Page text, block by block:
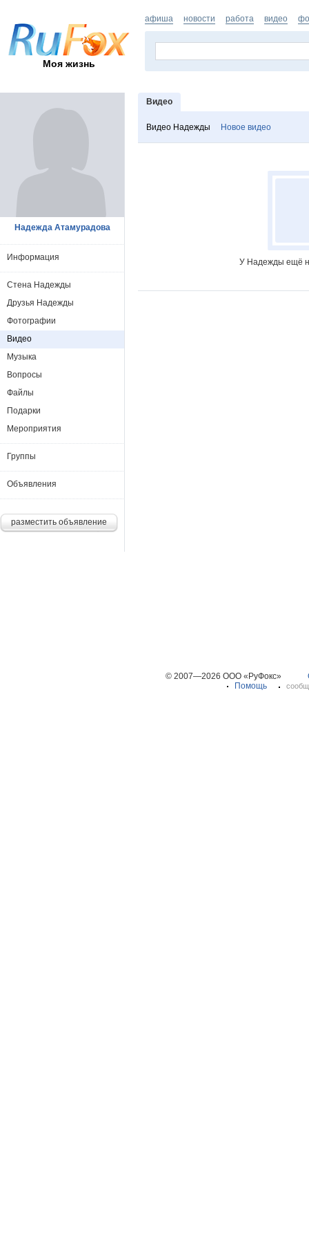
Моя жизнь
афиша новости работа видео
Видео
Видео Надежды Новое видео
У Надежды ещё
Надежда Атамурадова
Информация
Стена Надежды
Друзья Надежды
Фотографии
Видео
Музыка
Вопросы
Файлы
Подарки
Мероприятия
Группы
Объявления
разместить объявление
© 2007—2026 ООО «РуФокс»
Помощь